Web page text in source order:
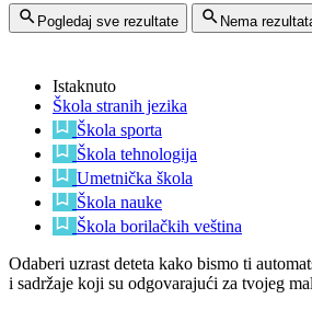
Pogledaj sve rezultate Nema
Istaknuto
Škola stranih jezika
Škola sporta
Škola tehnologija
Umetnička škola
Škola nauke
Škola borilačkih veština
Odaberi uzrast deteta kako bismo ti
i sadržaje koji su odgovarajući za tvojeg